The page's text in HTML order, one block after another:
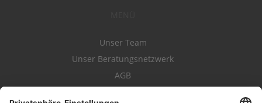
Unser Team
Unser Beratungsnetzwerk
AGB